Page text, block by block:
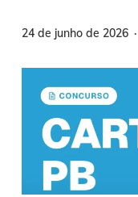
24 de junho de 2026